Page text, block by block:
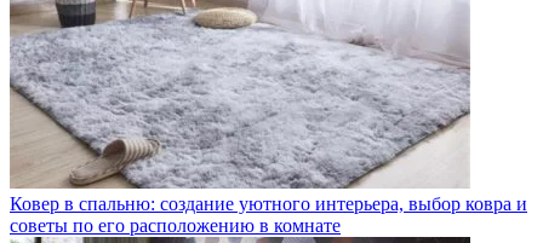
Ковер в спальню: создание уютного интерьера, выбор ковра и
советы по его расположению в комнате